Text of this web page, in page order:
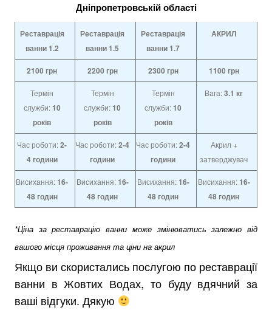
Дніпропетровській області
Реставрація
ванни 1.2
Реставрація
ванни1.5
Реставрація
ванни1.7
АКРИЛ
2100 грн 2200 грн 2300 грн 1100 грн
Термін
служби:10
років
Термін
служби:10
років
Термін
служби:10
років
Вага:3.1 кг
Час роботи:2-
4 години
Час роботи:2-4
години
Час роботи:2-4
години
Акрил +
затверджувач
Висихання:16-
48 годин
Висихання:16-
48 годин
Висихання:16-
48 годин
Висихання:16-
48 годин
*Ціна за реставрацію ванни може змінюватись залежно від
вашого місця проживання та ціни на акрил
Якщо ви скористались послугою по реставрації
ванни в Жовтих Водах, то буду вдячний за
ваші відгуки. Дякую